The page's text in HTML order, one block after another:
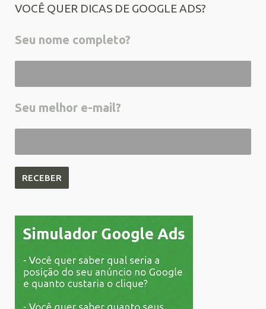
VOCÊ QUER DICAS DE GOOGLE ADS?
Seu nome completo?
Seu melhor e-mail?